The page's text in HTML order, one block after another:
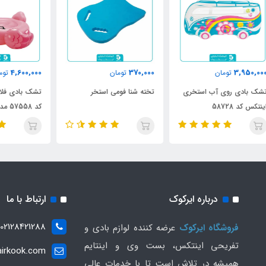
370,000
تخته شنا فومی استخر
4,600,000
تشک بادی فلامینگو اینتکس
درباره ایرکوک
فروشگاه ایرکوک عرضه کننده لوازم بادی و
تفریحی اینتکس، بست وی و اینتایم
ارتباط با ما
02128421288